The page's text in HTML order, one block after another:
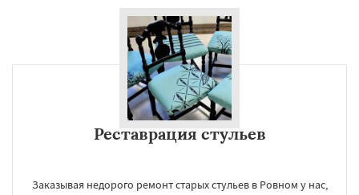
Реставрация стульев
Заказывая недорого ремонт старых стульев в Ровном у нас,